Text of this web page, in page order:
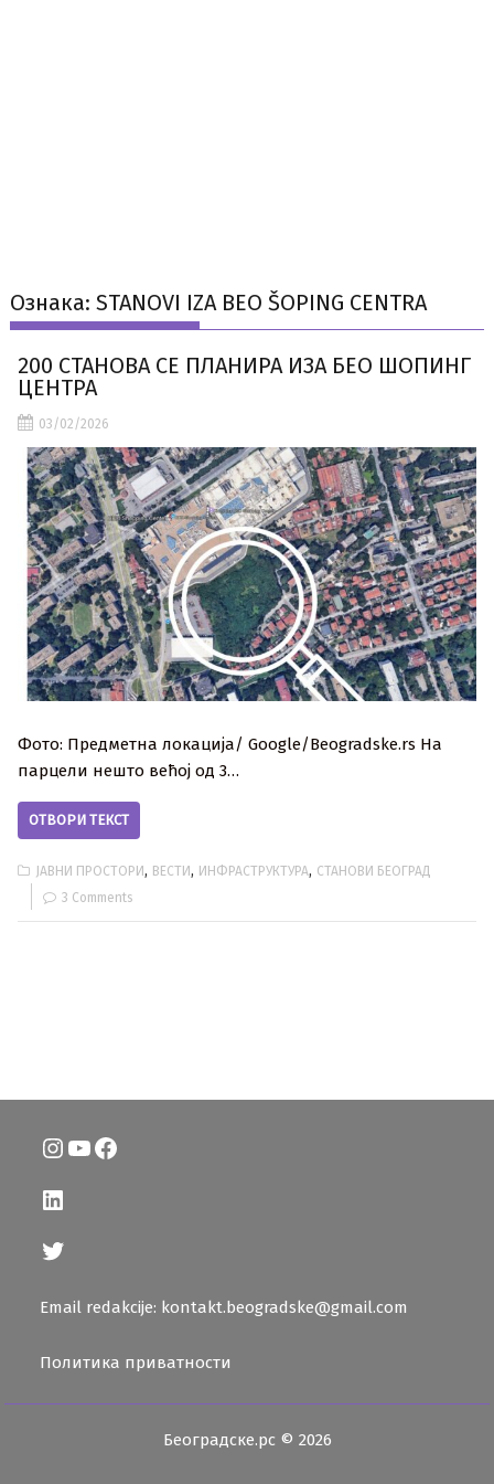
Ознака:STANOVI IZA BEO ŠOPING CENTRA
200 СТАНОВА СЕ ПЛАНИРА ИЗА БЕО ШОПИНГ
ЦЕНТРА
03/02/2026
Фото: Предметна локација/ Google/Beogradske.rs На
парцели нешто већој од 3…
ОТВОРИ ТЕКСТ
ЈАВНИ ПРОСТОРИ, ВЕСТИ, ИНФРАСТРУКТУРА, СТАНОВИ БЕОГРАД
3 Comments
Instagram
YouTube
Facebook
LinkedIn
Twitter
Email redakcije: kontakt.beogradske@gmail.com
Политика приватности
Београдске.рс © 2026